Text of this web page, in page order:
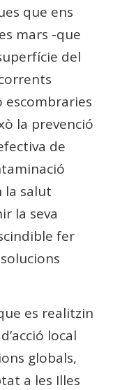
que ens
mars -que
del
escombraries
la prevenció
de
la salut
la seva
fer
es realitzin
local
globals,
a les Illes